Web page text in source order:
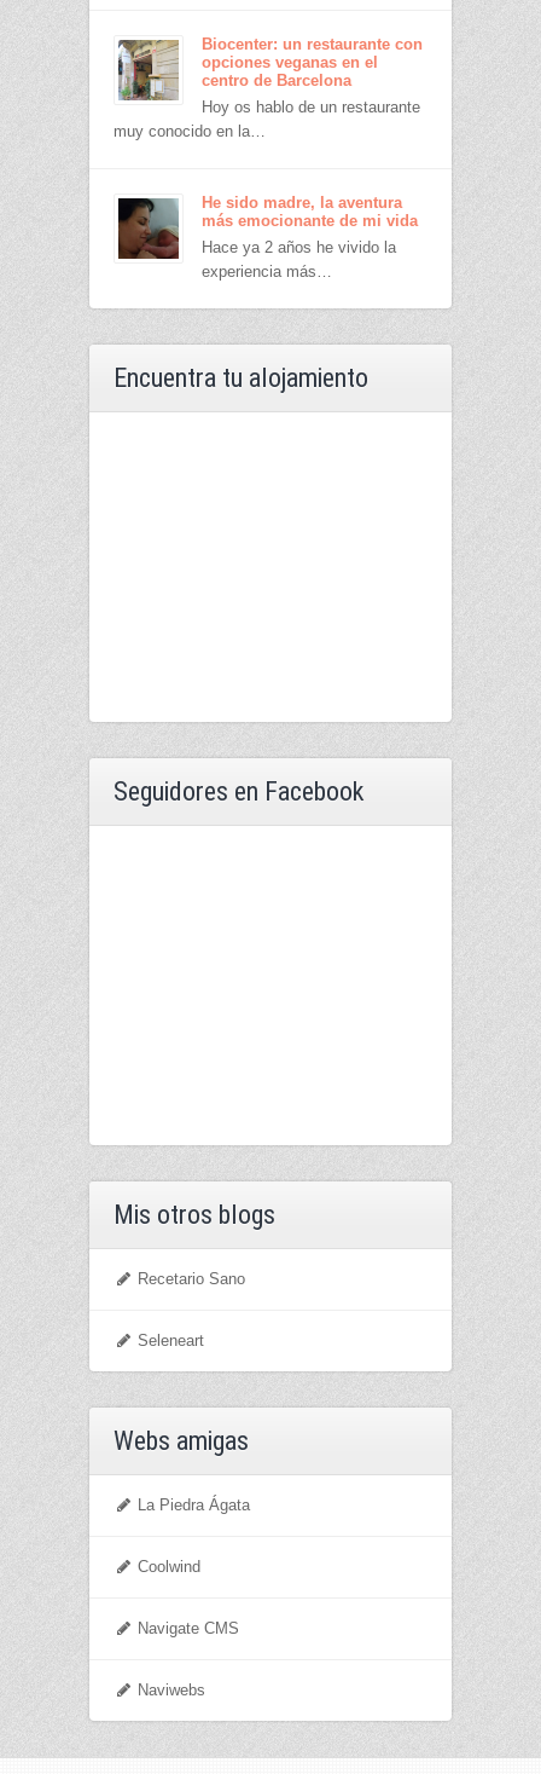
Biocenter: un restaurante con
opciones veganas en el
centro de Barcelona
Hoy os hablo de un restaurante
muy conocido en la…
He sido madre, la aventura
más emocionante de mi vida
Hace ya 2 años he vivido la
experiencia más…
Encuentra tu alojamiento
Seguidores en Facebook
Mis otros blogs
Recetario Sano
Seleneart
Webs amigas
La Piedra Ágata
Coolwind
Navigate CMS
Naviwebs